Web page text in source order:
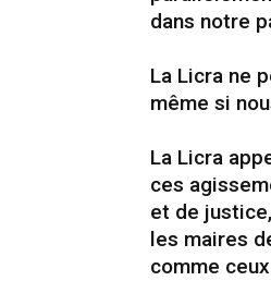
dans notre
La Licra ne
même si
La Licra
ces
et de
les maires
comme